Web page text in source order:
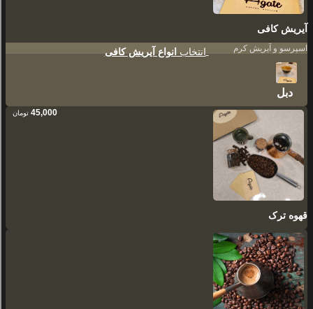
آیریش کافی
اسپرسو و آیریش کرم انتخاب انواع آیریش کافی
دبل
45,000 تومان
قهوه ترک